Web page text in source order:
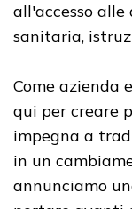
all'accesso
sanitaria,
Come azienda
qui per creare
impegna a
in un
annunciamo